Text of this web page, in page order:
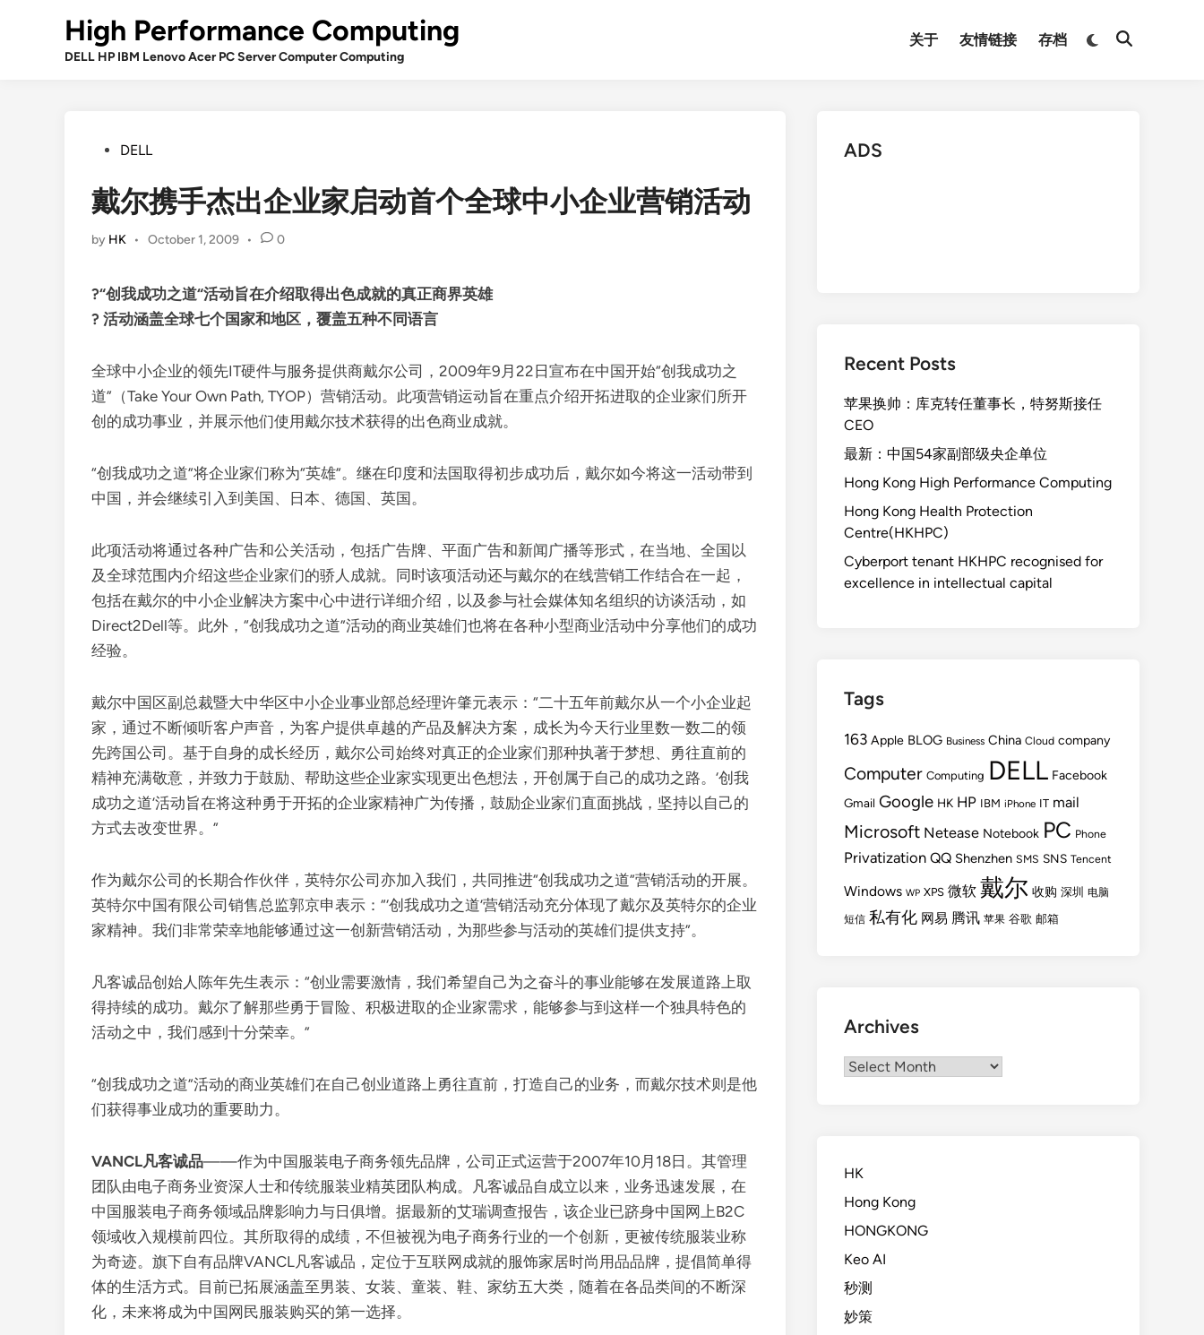
High Performance Computing
DELL HP IBM Lenovo Acer PC Server Computer Computing
关于 友情链接 存档
Switch
Open
PostedDELL
戴尔携手杰出企业家启动首个全球中小企业营销活动
by HK • October 1, 2009 • 0
?“创我成功之道“活动旨在介绍取得出色成就的真正商界英雄
? 活动涵盖全球七个国家和地区，覆盖五种不同语言
全球中小企业的领先IT硬件与服务提供商戴尔公司，2009年9月22日宣布在中国开始“创我成功之
道”（Take Your Own Path, TYOP）营销活动。此项营销运动旨在重点介绍开拓进取的企业家们所开
创的成功事业，并展示他们使用戴尔技术获得的出色商业成就。
“创我成功之道”将企业家们称为“英雄”。继在印度和法国取得初步成功后，戴尔如今将这一活动带到
中国，并会继续引入到美国、日本、德国、英国。
此项活动将通过各种广告和公关活动，包括广告牌、平面广告和新闻广播等形式，在当地、全国以
及全球范围内介绍这些企业家们的骄人成就。同时该项活动还与戴尔的在线营销工作结合在一起，
包括在戴尔的中小企业解决方案中心中进行详细介绍，以及参与社会媒体知名组织的访谈活动，如
Direct2Dell等。此外，“创我成功之道”活动的商业英雄们也将在各种小型商业活动中分享他们的成功
经验。
戴尔中国区副总裁暨大中华区中小企业事业部总经理许肇元表示：“二十五年前戴尔从一个小企业起
家，通过不断倾听客户声音，为客户提供卓越的产品及解决方案，成长为今天行业里数一数二的领
先跨国公司。基于自身的成长经历，戴尔公司始终对真正的企业家们那种执著于梦想、勇往直前的
精神充满敬意，并致力于鼓励、帮助这些企业家实现更出色想法，开创属于自己的成功之路。‘创我
成功之道’活动旨在将这种勇于开拓的企业家精神广为传播，鼓励企业家们直面挑战，坚持以自己的
方式去改变世界。”
作为戴尔公司的长期合作伙伴，英特尔公司亦加入我们，共同推进“创我成功之道”营销活动的开展。
英特尔中国有限公司销售总监郭京申表示：“‘创我成功之道’营销活动充分体现了戴尔及英特尔的企业
家精神。我们非常荣幸地能够通过这一创新营销活动，为那些参与活动的英雄们提供支持”。
凡客诚品创始人陈年先生表示：“创业需要激情，我们希望自己为之奋斗的事业能够在发展道路上取
得持续的成功。戴尔了解那些勇于冒险、积极进取的企业家需求，能够参与到这样一个独具特色的
活动之中，我们感到十分荣幸。”
“创我成功之道”活动的商业英雄们在自己创业道路上勇往直前，打造自己的业务，而戴尔技术则是他
们获得事业成功的重要助力。
VANCL凡客诚品——作为中国服装电子商务领先品牌，公司正式运营于2007年10月18日。其管理
团队由电子商务业资深人士和传统服装业精英团队构成。凡客诚品自成立以来，业务迅速发展，在
中国服装电子商务领域品牌影响力与日俱增。据最新的艾瑞调查报告，该企业已跻身中国网上B2C
领域收入规模前四位。其所取得的成绩，不但被视为电子商务行业的一个创新，更被传统服装业称
为奇迹。旗下自有品牌VANCL凡客诚品，定位于互联网成就的服饰家居时尚用品品牌，提倡简单得
体的生活方式。目前已拓展涵盖至男装、女装、童装、鞋、家纺五大类，随着在各品类间的不断深
化，未来将成为中国网民服装购买的第一选择。
ADS
Recent Posts
苹果换帅：库克转任董事长，特努斯接任
CEO
最新：中国54家副部级央企单位
Hong Kong High Performance Computing
Hong Kong Health Protection
Centre(HKHPC)
Cyberport tenant HKHPC recognised for
excellence in intellectual capital
Tags
163 Apple BLOG Business China Cloud company
Computer Computing DELL Facebook
Gmail Google HK HP IBM iPhone IT mail
Microsoft Netease Notebook PC Phone
Privatization QQ Shenzhen SMS SNS Tencent
Windows WP XPS 微软 戴尔 收购 深圳 电脑
短信 私有化 网易 腾讯 苹果 谷歌 邮箱
Archives
Archives
HK
Hong Kong
HONGKONG
Keo AI
秒测
妙策